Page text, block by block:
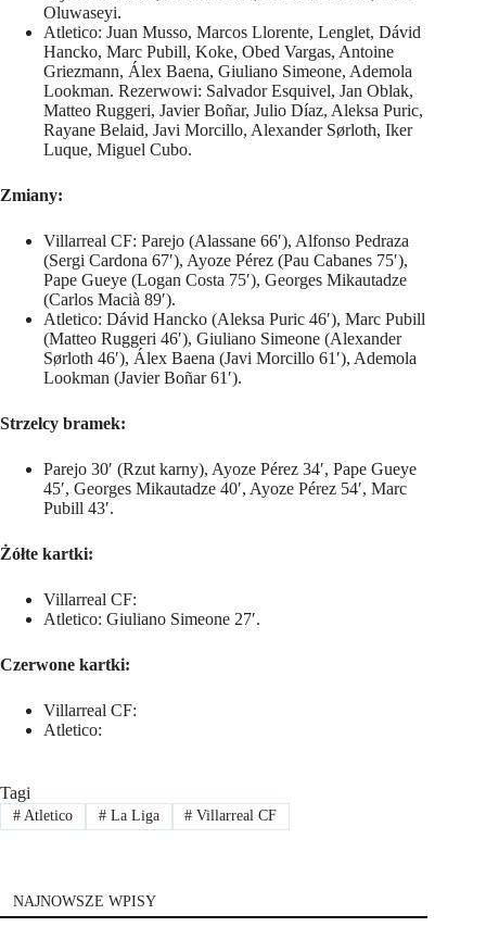
Oluwaseyi.
Atletico: Juan Musso, Marcos Llorente, Lenglet, Dávid
Hancko, Marc Pubill, Koke, Obed Vargas, Antoine
Griezmann, Álex Baena, Giuliano Simeone, Ademola
Lookman. Rezerwowi: Salvador Esquivel, Jan Oblak,
Matteo Ruggeri, Javier Boñar, Julio Díaz, Aleksa Puric,
Rayane Belaid, Javi Morcillo, Alexander Sørloth, Iker
Luque, Miguel Cubo.
Zmiany:
Villarreal CF: Parejo (Alassane 66′), Alfonso Pedraza
(Sergi Cardona 67′), Ayoze Pérez (Pau Cabanes 75′),
Pape Gueye (Logan Costa 75′), Georges Mikautadze
(Carlos Macià 89′).
Atletico: Dávid Hancko (Aleksa Puric 46′), Marc Pubill
(Matteo Ruggeri 46′), Giuliano Simeone (Alexander
Sørloth 46′), Álex Baena (Javi Morcillo 61′), Ademola
Lookman (Javier Boñar 61′).
Strzelcy bramek:
Parejo 30′ (Rzut karny), Ayoze Pérez 34′, Pape Gueye
45′, Georges Mikautadze 40′, Ayoze Pérez 54′, Marc
Pubill 43′.
Żółte kartki:
Villarreal CF:
Atletico: Giuliano Simeone 27′.
Czerwone kartki:
Villarreal CF:
Atletico:
Tagi
#Atletico #La Liga # Villarreal CF
NAJNOWSZE WPISY